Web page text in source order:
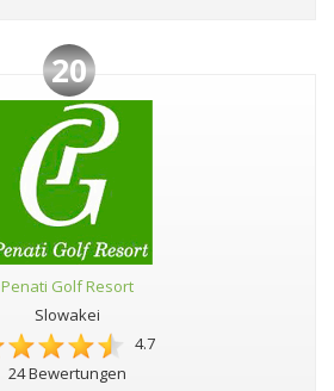
20
Penati Golf Resort
Slowakei
4.7
24 Bewertungen